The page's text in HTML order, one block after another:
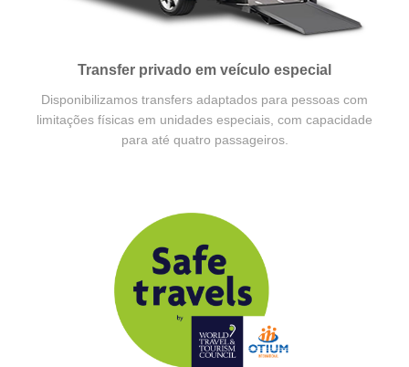
Transfer privado em veículo especial
Disponibilizamos transfers adaptados para pessoas com
limitações físicas em unidades especiais, com capacidade
para até quatro passageiros.